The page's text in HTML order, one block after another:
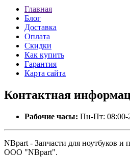
Главная
Блог
Доставка
Оплата
Скидки
Как купить
Гарантия
Карта сайта
Контактная
Рабочие часы: Пн-Пт: 08:00-
NBpart - Запчасти для ноутбуков и
ООО "NBpart".